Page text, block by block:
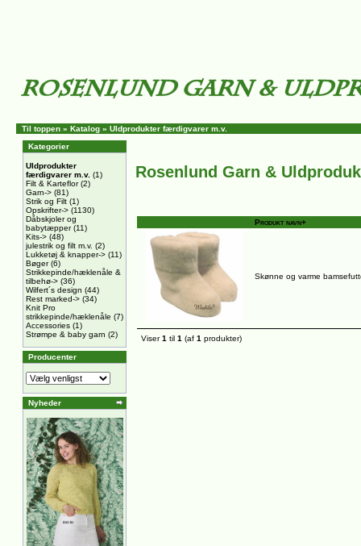
Til toppen » Katalog » Uldprodukter færdigvarer m.v.
Kategorier
Uldprodukter
færdigvarer m.v. (1)
Filt & Karteflor(2)
Garn-> (81)
Strik og Filt (1)
Opskrifter-> (1130)
Dåbskjoler og
babytæpper(11)
Kits-> (48)
julestrik og filt m.v. (2)
Lukketøj & knapper-> (11)
Bøger(6)
Strikkepinde/hæklenåle &
tilbehø-> (36)
Wilfert´s design (44)
Rest marked-> (34)
Knit Pro
strikkepinde/hæklenåle (7)
Accessories (1)
Strømpe & baby garn (2)
Producenter
Nyheder
Rosenlund Garn &
Produkt navn+
Skønne og varme
Viser1 til 1 (af 1 produkter)